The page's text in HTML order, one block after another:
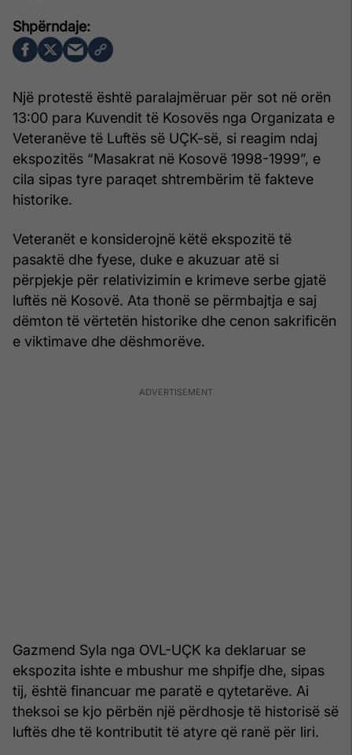
Një protestë është paralajmëruar për sot në orën
13:00 para Kuvendit të Kosovës nga Organizata e
Veteranëve të Luftës së UÇK-së, si reagim ndaj
ekspozitës “Masakrat në Kosovë 1998-1999”, e
cila sipas tyre paraqet shtrembërim të fakteve
historike.
Veteranët e konsiderojnë këtë ekspozitë të
pasaktë dhe fyese, duke e akuzuar atë si
përpjekje për relativizimin e krimeve serbe gjatë
luftës në Kosovë. Ata thonë se përmbajtja e saj
dëmton të vërtetën historike dhe cenon sakrificën
e viktimave dhe dëshmorëve.
Gazmend Syla nga OVL-UÇK ka deklaruar se
ekspozita ishte e mbushur me shpifje dhe, sipas
tij, është financuar me paratë e qytetarëve. Ai
theksoi se kjo përbën një përdhosje të historisë së
luftës dhe të kontributit të atyre që ranë për liri.